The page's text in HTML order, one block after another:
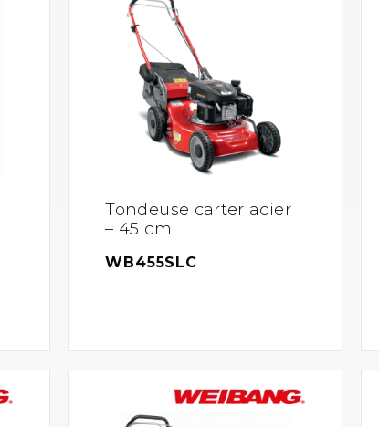
Tondeuse carter acier
– 45 cm
WB455SLC